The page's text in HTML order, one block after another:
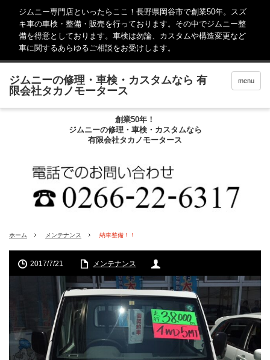
ジムニー専門店といったらここ！長野県岡谷市で創業50年。スズ
キ車の車検・整備・販売を行っております。その中でジムニー整
備を得意としております。車検は勿論、カスタムや構造変更など
車に関するあらゆるご相談をお受けします。
menu
創業50年！
ジムニーの修理・車検・カスタムなら
有限会社タカノモータース
ホーム メンテナンス 納車整備！！
2017/7/21 メンテナンス